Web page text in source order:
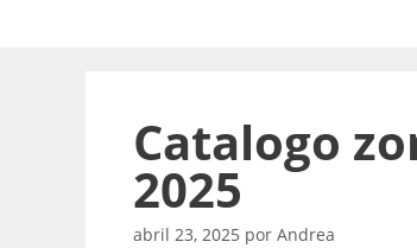
Catalogo
2025
abril 23, 2025 por Andrea